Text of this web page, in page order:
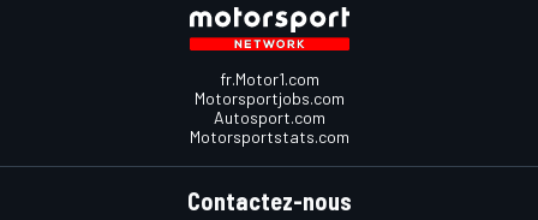
fr.Motor1.com
Motorsportjobs.com
Autosport.com
Motorsportstats.com
Contactez-nous